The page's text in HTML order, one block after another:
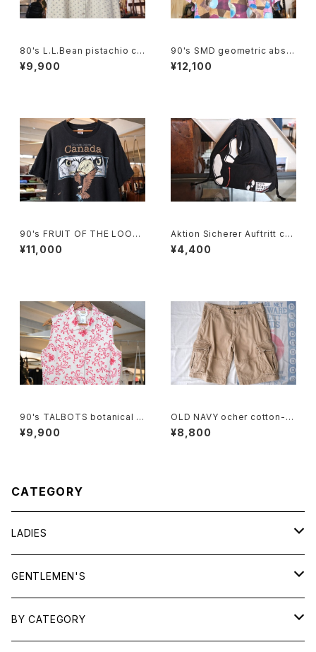
80's L.L.Bean pistachio cal
ico cotton box Shirt
¥9,900
90's SMD geometric abstr
act rayon open-collar Shirt
"Made in JAPAN"
¥12,100
90's FRUIT OF THE LOOM
eagle printed Tee "Made i
n CANADA"
¥11,000
Aktion Sicherer Auftritt cot
ton promotional drawstrin
g Bag
¥4,400
90's TALBOTS botanical s
croll printed Irish linen sle
eveless Shirt
¥9,900
OLD NAVY ocher cotton-t
will cargo Shorts
¥8,800
CATEGORY
LADIES
TOPS
SHIRTS
OUTERWEAR
GENTLEMEN'S
TOPS
BY CATEGORY